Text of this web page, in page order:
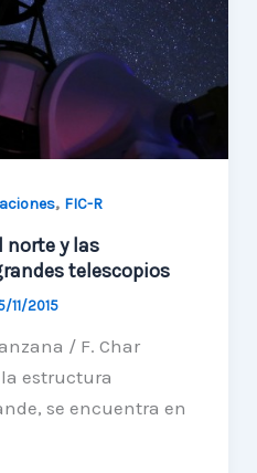
, FIC-R
norte y las
telescopios
11/2015
/ F. Char
estructura
se encuentra en